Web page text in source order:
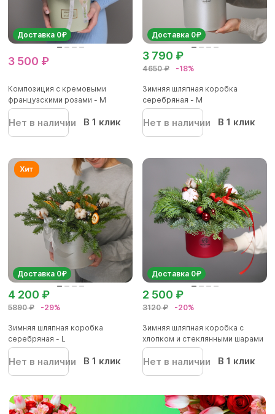
Доставка 0₽
3 500 ₽
Композиция с кремовыми
французскими розами - M
Нет в наличии В 1 клик
Доставка 0₽
4650 ₽ -18%
3 790 ₽
Зимняя шляпная коробка
серебряная - М
Нет в наличии В 1 клик
Доставка 0₽
5890 ₽ -29%
4 200 ₽
Зимняя шляпная коробка
серебряная - L
Нет в наличии В 1 клик
Доставка 0₽
3120 ₽ -20%
2 500 ₽
Зимняя шляпная коробка с
хлопком и стеклянными шарами
Нет в наличии В 1 клик